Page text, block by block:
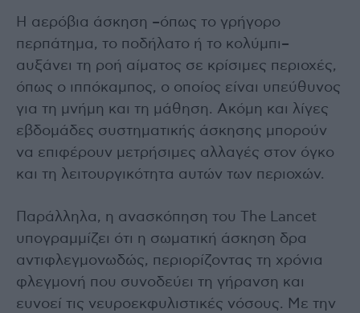
Η αερόβια άσκηση –όπως το γρήγορο
περπάτημα, το ποδήλατο ή το κολύμπι–
αυξάνει τη ροή αίματος σε κρίσιμες περιοχές,
όπως ο ιππόκαμπος, ο οποίος είναι υπεύθυνος
για τη μνήμη και τη μάθηση. Ακόμη και λίγες
εβδομάδες συστηματικής άσκησης μπορούν
να επιφέρουν μετρήσιμες αλλαγές στον όγκο
και τη λειτουργικότητα αυτών των περιοχών.
Παράλληλα, η ανασκόπηση του The Lancet
υπογραμμίζει ότι η σωματική άσκηση δρα
αντιφλεγμονωδώς, περιορίζοντας τη χρόνια
φλεγμονή που συνοδεύει τη γήρανση και
ευνοεί τις νευροεκφυλιστικές νόσους. Με την